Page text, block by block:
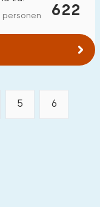
622
personen
5 6